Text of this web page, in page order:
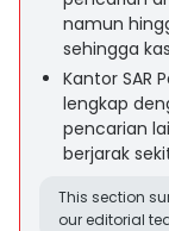
namun
sehingga
Kantor SAR
lengkap
pencarian
berjarak
This section
our editorial